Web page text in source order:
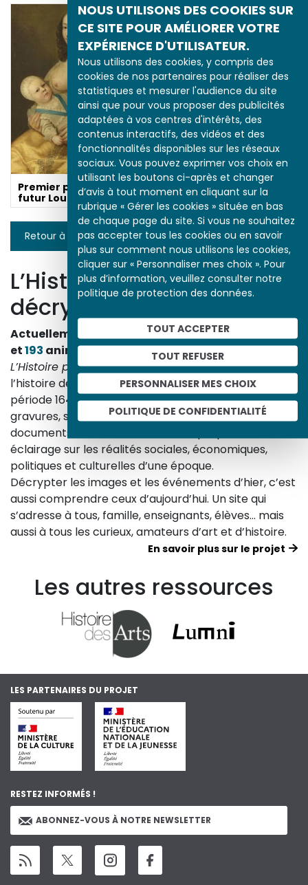
NOUS UTILISONS DES COOKIES SUR
CE SITE POUR AMÉLIORER VOTRE
EXPÉRIENCE D'UTILISATEUR.
Nous utilisons des cookies, y compris des
cookies de nos partenaires pour réaliser des
statistiques et mesurer l'audience du site
ainsi que pour vous proposer des publicités
adaptées à vos centres d'intérêts, des
contenus interactifs, des vidéos et des
fonctionnalités disponibles sur les réseaux
sociaux. Vous pouvez exprimer vos choix en
utilisant les boutons ci-après et changer
d’avis à tout moment en cliquant sur la
rubrique « Gérer les cookies » située en bas
de chaque page du site. Si vous ne souhaitez
pas accepter tous les cookies ou en savoir
plus sur comment nous utilisons les cookies,
cliquer sur « Personnaliser mes choix ». Pour
plus d’information, veuillez consulter notre
politique de protection des données.
TOUT ACCEPTER
TOUT REFUSER
PERSONNALISER MES CHOIX
POLITIQUE DE CONFIDENTIALITÉ
Premier portrait du
futur Louis XIV
Retour à la liste
L’Histoire par l’image
décrypte l’histoire
Actuellement en ligne 3153œuvres, 1748
et193 animations.
L’Histoire par l’imageexplore les événements de
l’histoire de France et les évolutions majeures de la
période 1643-1945. À travers des peintures, dessins,
gravures, sculptures, photographies, affiches,
documents d’archives, nos études proposent un
éclairage sur les réalités sociales, économiques,
politiques et culturelles d’une époque.
Décrypter les images et les événements d’hier, c’est
aussi comprendre ceux d’aujourd’hui. Un site qui
s’adresse à tous, famille, enseignants, élèves… mais
aussi à tous les curieux, amateurs d’art et d’histoire.
En savoir plus sur le projet
Les autres ressources
LES PARTENAIRES DU PROJET
RESTEZ INFORMÉS !
ABONNEZ-VOUS À NOTRE NEWSLETTER